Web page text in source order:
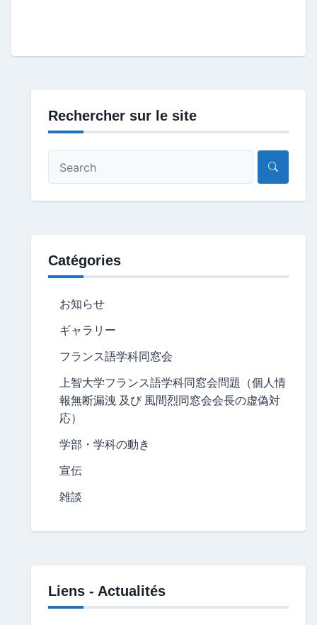
Rechercher sur le site
Catégories
お知らせ
ギャラリー
フランス語学科同窓会
上智大学フランス語学科同窓会問題（個人情
報無断漏洩 及び 風間烈同窓会会長の虚偽対
応）
学部・学科の動き
宣伝
雑談
Liens - Actualités